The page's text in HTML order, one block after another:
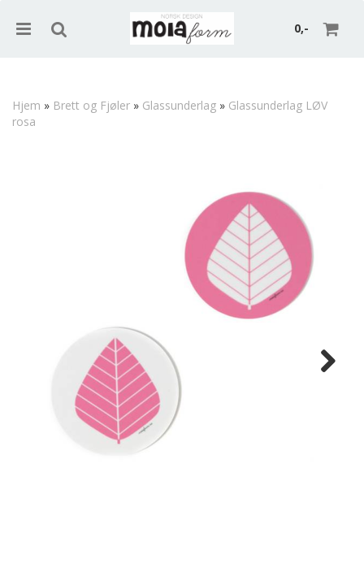
0,-
Hjem » Brett og Fjøler » Glassunderlag » Glassunderlag LØV
rosa